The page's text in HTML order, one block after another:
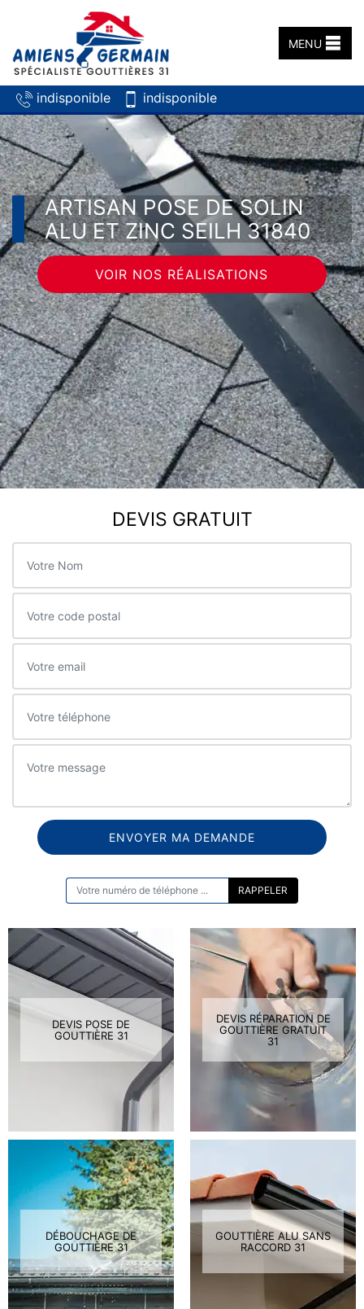
indisponible indisponible
MENU
ARTISAN POSE DE SOLIN
ALU ET ZINC SEILH 31840
VOIR NOS RÉALISATIONS
DEVIS GRATUIT
DEVIS POSE DE
GOUTTIÈRE 31
DEVIS RÉPARATION DE
GOUTTIÈRE GRATUIT
31
DÉBOUCHAGE DE
GOUTTIÈRE 31
GOUTTIÈRE ALU SANS
RACCORD 31